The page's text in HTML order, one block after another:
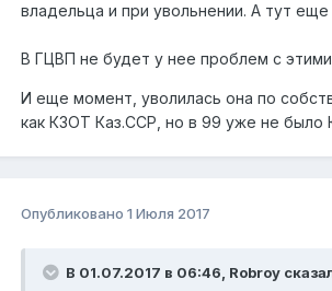
владельца и при увольнении. А тут
В ГЦВП не будет у нее проблем с
И еще момент, уволилась она по
как КЗОТ Каз.ССР, но в 99 уже не было
Опубликовано 1 Июля 2017
В 01.07.2017 в 06:46, Robroy